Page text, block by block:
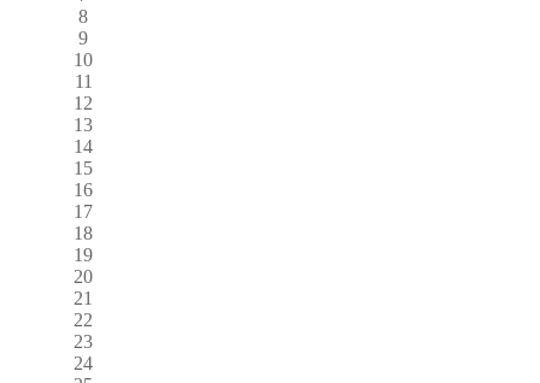
8
9
10
11
12
13
14
15
16
17
18
19
20
21
22
23
24